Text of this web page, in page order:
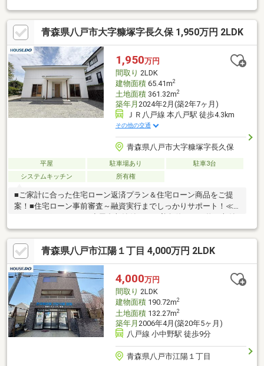
コンクリート仕上げ ３台可能！！コンパクトを感じさせない工
夫が盛りだくさん☆階段が緩やかで登りやすかったり、目に優し
い色合いのクロスを使用したり。クローゼットの棚やポールが少
し低めで使いやすかったり。地味に優しさがあふれる住まいです
ご案内できます！！お問合せは古川不動産まで☆
青森県八戸市大字糠塚字長久保 1,950万円 2LDK
1,950万円
間取り 2LDK
建物面積65.41m2
土地面積361.32m2
築年月 2024年2月(築2年7ヶ月)
ＪＲ八戸線 本八戸駅 徒歩4.3km
その他の交通
青森県八戸市大字糠塚字長久保
平屋 駐車場あり
駐車3台
システムキッチン
所有権
■ご家計に合った住宅ローン返済プラン＆住宅ローン商品をご提
案！■住宅ローン事前審査～融資実行までしっかりサポート！≪
できます！▽6帖の洋室は勾配天井になっているので開放感が生ま
れ、お部屋を広く感じることができます♪▽カースペース5台≪周
辺環境≫▽図南保育園まで徒歩4分(約260m)▽セブンイレブン 八
戸糠塚店まで徒歩11分(約810m)▽トライアル 八戸店まで徒歩15分
(約1130m)見学をご希望の方は【見学予約する】詳細を知りたい
方は【資料請求する】よりお問い合わせください♪
青森県八戸市江陽１丁目 4,000万円 2LDK
4,000万円
間取り 2LDK
建物面積190.72m2
土地面積132.27m2
築年月 2006年4月(築20年5ヶ月)
八戸線 小中野駅 徒歩9分
青森県八戸市江陽１丁目